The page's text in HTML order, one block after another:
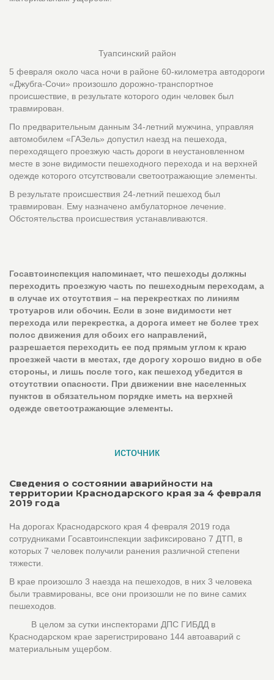
Туапсинский район
5 февраля около часа ночи в районе 60-километра автодороги
«Джубга-Сочи» произошло дорожно-транспортное
происшествие, в результате которого один человек был
травмирован.
По предварительным данным 34-летний мужчина, управляя
автомобилем «ГАЗель» допустил наезд на пешехода,
переходящего проезжую часть дороги в неустановленном
месте в зоне видимости пешеходного перехода и на верхней
одежде которого отсутствовали светоотражающие элементы.
В результате происшествия 24-летний пешеход был
травмирован. Ему назначено амбулаторное лечение.
Обстоятельства происшествия устанавливаются.
Госавтоинспекция напоминает, что пешеходы должны
переходить проезжую часть по пешеходным переходам, а
в случае их отсутствия – на перекрестках по линиям
тротуаров или обочин. Если в зоне видимости нет
перехода или перекрестка, а дорога имеет не более трех
полос движения для обоих его направлений,
разрешается переходить ее под прямым углом к краю
проезжей части в местах, где дорогу хорошо видно в обе
стороны, и лишь после того, как пешеход убедится в
отсутствии опасности. При движении вне населенных
пунктов в обязательном порядке иметь на верхней
одежде светоотражающие элементы.
источник
Сведения о состоянии аварийности на
территории Краснодарского края за 4 февраля
2019 года
На дорогах Краснодарского края 4 февраля 2019 года
сотрудниками Госавтоинспекции зафиксировано 7 ДТП, в
которых 7 человек получили ранения различной степени
тяжести.
В крае произошло 3 наезда на пешеходов, в них 3 человека
были травмированы, все они произошли не по вине самих
пешеходов.
В целом за сутки инспекторами ДПС ГИБДД в
Краснодарском крае зарегистрировано 144 автоаварий с
материальным ущербом.